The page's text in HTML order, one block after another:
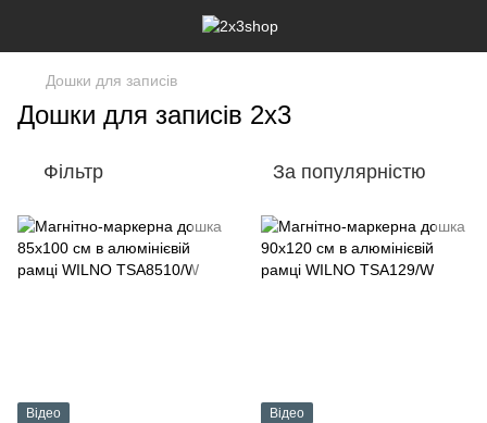
Дошки для записів
Дошки для записів 2х3
Фільтр За популярністю
Відео Відео